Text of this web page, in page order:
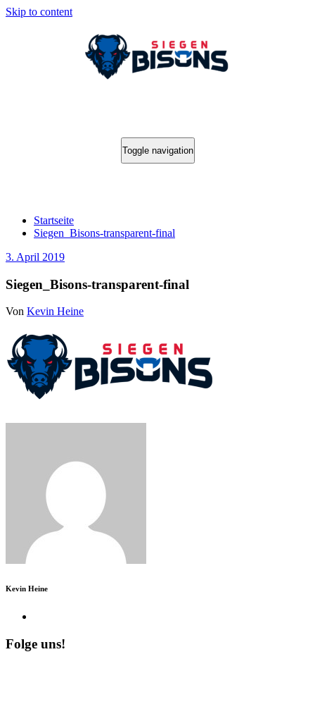
Skip to content
Toggle navigation
Startseite
Siegen_Bisons-transparent-final
3. April 2019
Siegen_Bisons-transparent-final
Von Kevin Heine
Kevin Heine
Folge uns!